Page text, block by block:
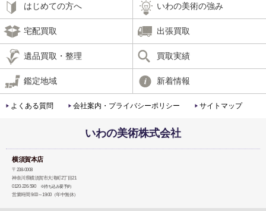
はじめての方へ いわの美術の強み
宅配買取 出張買取
遺品買取・整理 買取実績
鑑定地域 新着情報
よくある質問 会社案内・プライバシーポリシー サイトマップ
いわの美術株式会社
横須賀本店
〒238-0008
神奈川県横須賀市大滝町2丁目21
0120-226-590
※持ち込み要予約
営業時間 9:00～19:00（年中無休）